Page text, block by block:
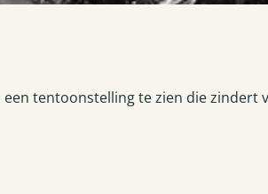
tentoonstelling te zien die zindert